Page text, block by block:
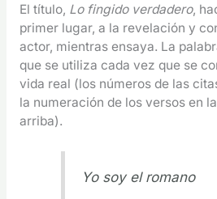
El título, Lo fingido verdadero,
primer lugar, a la revelación y
actor, mientras ensaya. La
que se utiliza cada vez que se
vida real (los números de las
la numeración de los versos en
arriba).
Yo soy el romano